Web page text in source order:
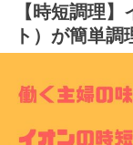
【時短調理
ト）が簡単調